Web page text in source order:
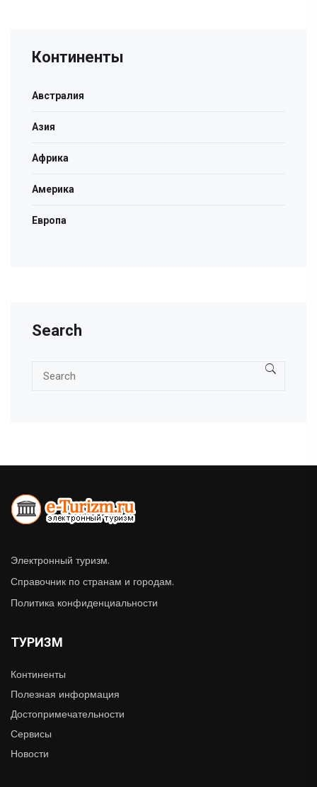
Континенты
Австралия
Азия
Африка
Америка
Европа
Search
Электронный туризм.
Справочник по странам и городам.
Политика конфиденциальности
ТУРИЗМ
Континенты
Полезная информация
Достопримечательности
Сервисы
Новости